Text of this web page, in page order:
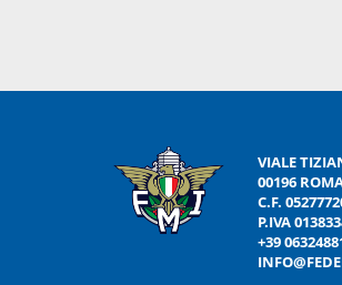
VIALE
00196
C.F.
P.IVA
+39